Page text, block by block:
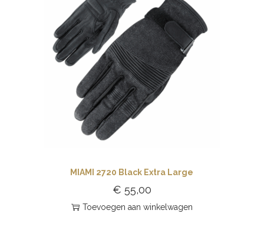
MIAMI 2720 Black Extra Large
€ 55,00
Toevoegen aan winkelwagen